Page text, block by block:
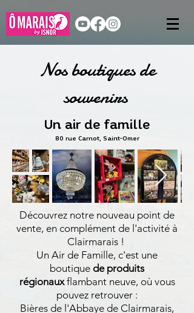
Nos boutiques de
souvenirs
Un air de famille
80 rue Carnot, Saint-Omer
Découvrez notre nouveau point de
vente, en complément de l'activité à
Clairmarais !
Un Air de Famille, c'est une
boutique de produits
régionauxflambant neuve, où vous
pouvez retrouver :
Bières de l'Abbaye de Clairmarais,